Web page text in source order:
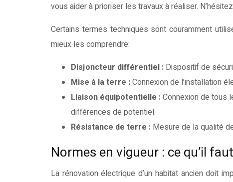
vous aider à prioriser les travaux à réaliser.
Certains termes techniques sont couramment
mieux les comprendre:
Disjoncteur différentiel : Dispositif de
Mise à la terre :Connexion de l’installation
Liaison équipotentielle :Connexion de tous
différences de potentiel.
Résistance de terre : Mesure de la qualité
Normes en vigueur : ce qu’il
La rénovation électrique d’un habitat ancien doit